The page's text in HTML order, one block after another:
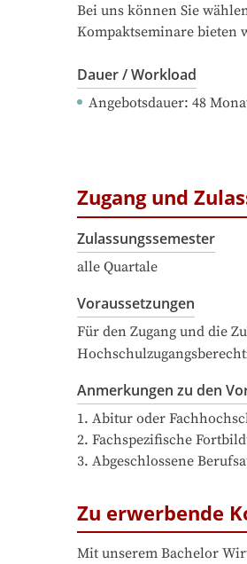
Bei uns können Sie
Kompaktseminare bieten
Dauer / Workload
Angebotsdauer: 48
Zugang und
Zulassungssemester
alle Quartale
Voraussetzungen
Für den Zugang und die
Anmerkungen zu den
1. Abitur oder
2. Fachspezifische
3. Abgeschlossene
Zu erwerbende
Mit unserem Bachelor